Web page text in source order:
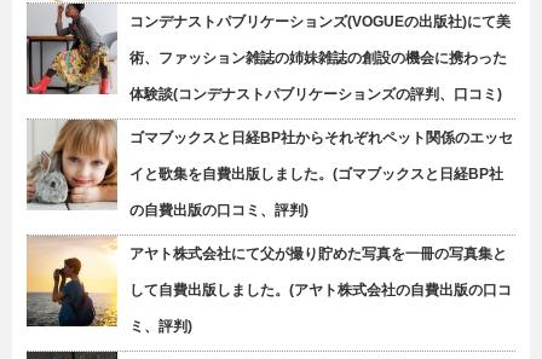
コンデナストパブリケーションズ(VOGUEの出版社)にて美
術、ファッション雑誌の姉妹雑誌の創設の機会に携わった
体験談(コンデナストパブリケーションズの評判、口コミ)
ゴマブックスと日経BP社からそれぞれペット関係のエッセ
イと歌集を自費出版しました。(ゴマブックスと日経BP社
の自費出版の口コミ、評判)
アヤト株式会社にて父が撮り貯めた写真を一冊の写真集と
して自費出版しました。(アヤト株式会社の自費出版の口コ
ミ、評判)